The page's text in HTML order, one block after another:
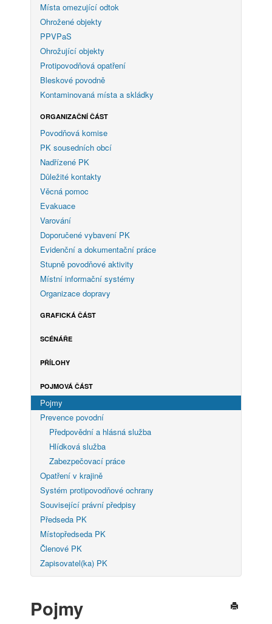
Místa omezující odtok
Ohrožené objekty
PPVPaS
Ohrožující objekty
Protipovodňová opatření
Bleskové povodně
Kontaminovaná místa a skládky
ORGANIZAČNÍ ČÁST
Povodňová komise
PK sousedních obcí
Nadřízené PK
Důležité kontakty
Věcná pomoc
Evakuace
Varování
Doporučené vybavení PK
Evidenční a dokumentační práce
Stupně povodňové aktivity
Místní informační systémy
Organizace dopravy
GRAFICKÁ ČÁST
SCÉNÁŘE
PŘÍLOHY
POJMOVÁ ČÁST
Pojmy
Prevence povodní
Předpovědní a hlásná služba
Hlídková služba
Zabezpečovací práce
Opatření v krajině
Systém protipovodňové ochrany
Související právní předpisy
Předseda PK
Místopředseda PK
Členové PK
Zapisovatel(ka) PK
Pojmy